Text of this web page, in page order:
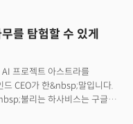
를 탐험할 수 있게
프로젝트 아스트라를
CEO가 한&nbsp;말입니다.
불리는 하사비스는 구글
라는 사람을 대신해 거의